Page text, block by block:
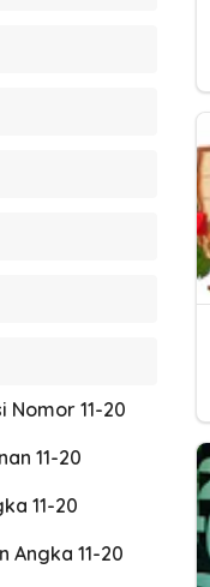
Nomor 11-20
11-20
11-20
Angka 11-20